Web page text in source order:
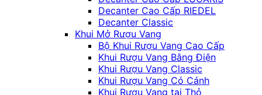
Decanter Cao Cấp RIEDEL
Decanter Classic
Khui Mở Rượu Vang
Bộ Khui Rượu Vang Cao Cấp
Khui Rượu Vang Bằng Điện
Khui Rượu Vang Classic
Khui Rượu Vang Có Cánh
Khui Rượu Vang tai Thỏ